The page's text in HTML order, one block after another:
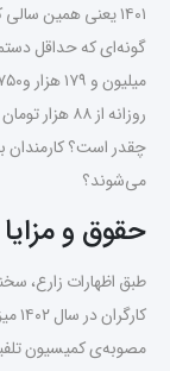
چقدر است؟ کارمندان
می‌شوند؟
حقوق و مزایا
طبق اظهارات زارع،